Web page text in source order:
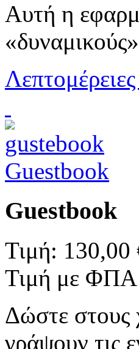
Αυτή η
Guestbook
Guestbook
Τιμή: 130,00
Τιμή με
Δώστε στους
γράψουν τις